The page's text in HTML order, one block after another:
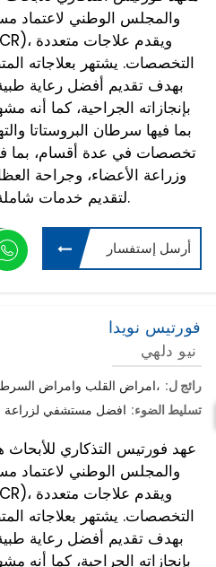
التخصصات. يشتهر بعلاجاته
بإنجازاته الجراحية، كما أنه
بما فيها سرطان البروستاتا
تخصصات في عدة أقسام، بما
وزراعة الأعضاء، وجراحة
لتقديم خدمات شاملة ومتكاملة لجميع هذه التخصصات.
أرسل إستفسار
فورتيس نويدا
نيو دلهي
رائج ل: امراض القلب وامراض السرطان , زراعة الكبد ،جراحة العظام، وعلم الأعصاب،
تسليط الضوء: افضل مستشفي لزراعة
عهد فورتيس التذكاري
التخصصات. يشتهر بعلاجاته
بإنجازاته الجراحية، كما أنه